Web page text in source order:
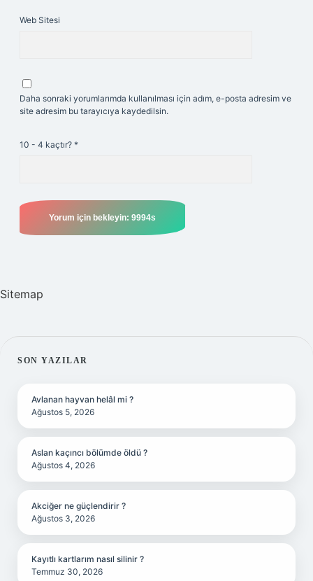
Web Sitesi
Daha sonraki yorumlarımda kullanılması için adım, e-posta adresim ve
site adresim bu tarayıcıya kaydedilsin.
10 - 4 kaçtır? *
Sitemap
SIDEBAR
SON YAZILAR
Avlanan hayvan helâl mi ?
Ağustos 5, 2026
Aslan kaçıncı bölümde öldü ?
Ağustos 4, 2026
Akciğer ne güçlendirir ?
Ağustos 3, 2026
Kayıtlı kartlarım nasıl silinir ?
Temmuz 30, 2026